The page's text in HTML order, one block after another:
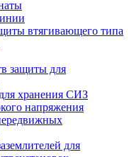
втягивающего типа
защиты для
хранения СИЗ
напряжения
для